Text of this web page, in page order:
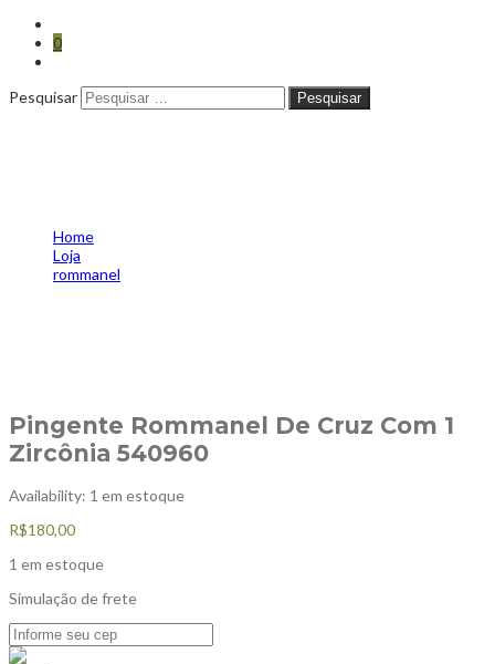
0
Pesquisar Pesquisar
Home
Loja
rommanel
Pingente Rommanel De Cruz Com 1
Zircônia 540960
Availability: 1 em estoque
R$180,00
1 em estoque
Simulação de frete